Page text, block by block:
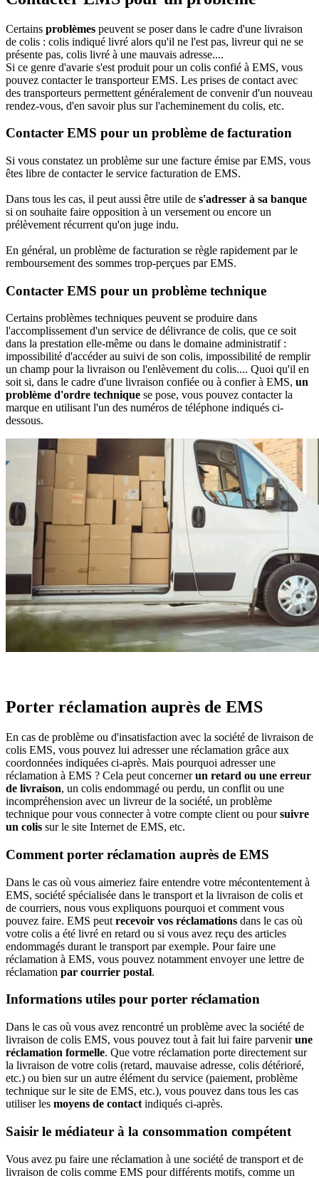
Certains problèmes peuvent se poser dans le cadre d'une livraison
de colis : colis indiqué livré alors qu'il ne l'est pas, livreur qui ne se
présente pas, colis livré à une mauvais adresse....
Si ce genre d'avarie s'est produit pour un colis confié à EMS, vous
pouvez contacter le transporteur EMS. Les prises de contact avec
des transporteurs permettent généralement de convenir d'un nouveau
rendez-vous, d'en savoir plus sur l'acheminement du colis, etc.
Contacter EMS pour un problème de facturation
Si vous constatez un problème sur une facture émise par EMS, vous
êtes libre de contacter le service facturation de EMS.
Dans tous les cas, il peut aussi être utile de s'adresser à sa banque
si on souhaite faire opposition à un versement ou encore un
prélèvement récurrent qu'on juge indu.
En général, un problème de facturation se règle rapidement par le
remboursement des sommes trop-perçues par EMS.
Contacter EMS pour un problème technique
Certains problèmes techniques peuvent se produire dans
l'accomplissement d'un service de délivrance de colis, que ce soit
dans la prestation elle-même ou dans le domaine administratif :
impossibilité d'accéder au suivi de son colis, impossibilité de remplir
un champ pour la livraison ou l'enlèvement du colis.... Quoi qu'il en
soit si, dans le cadre d'une livraison confiée ou à confier à EMS, un
problème d'ordre technique se pose, vous pouvez contacter la
marque en utilisant l'un des numéros de téléphone indiqués ci-
dessous.
Porter réclamation auprès de EMS
En cas de problème ou d'insatisfaction avec la société de livraison de
colis EMS, vous pouvez lui adresser une réclamation grâce aux
coordonnées indiquées ci-après. Mais pourquoi adresser une
réclamation à EMS ? Cela peut concernerun retard ou une erreur
de livraison, un colis endommagé ou perdu, un conflit ou une
incompréhension avec un livreur de la société, un problème
technique pour vous connecter à votre compte client ou poursuivre
un colis sur le site Internet de EMS, etc.
Comment porter réclamation auprès de EMS
Dans le cas où vous aimeriez faire entendre votre mécontentement à
EMS, société spécialisée dans le transport et la livraison de colis et
de courriers, nous vous expliquons pourquoi et comment vous
pouvez faire. EMS peut recevoir vos réclamations dans le cas où
votre colis a été livré en retard ou si vous avez reçu des articles
endommagés durant le transport par exemple. Pour faire une
réclamation à EMS, vous pouvez notamment envoyer une lettre de
réclamation par courrier postal.
Informations utiles pour porter réclamation
Dans le cas où vous avez rencontré un problème avec la société de
livraison de colis EMS, vous pouvez tout à fait lui faire parvenirune
réclamation formelle. Que votre réclamation porte directement sur
la livraison de votre colis (retard, mauvaise adresse, colis détérioré,
etc.) ou bien sur un autre élément du service (paiement, problème
technique sur le site de EMS, etc.), vous pouvez dans tous les cas
utiliser les moyens de contact indiqués ci-après.
Saisir le médiateur à la consommation compétent
Vous avez pu faire une réclamation à une société de transport et de
livraison de colis comme EMS pour différents motifs, comme un